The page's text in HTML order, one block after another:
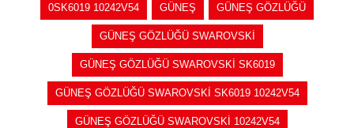
0SK6019 10242V54 GÜNEŞ GÜNEŞ GÖZLÜĞÜ
GÜNEŞ GÖZLÜĞÜ SWAROVSKİ
GÜNEŞ GÖZLÜĞÜ SWAROVSKİ SK6019
GÜNEŞ GÖZLÜĞÜ SWAROVSKİ SK6019 10242V54
GÜNEŞ GÖZLÜĞÜ SWAROVSKİ 10242V54